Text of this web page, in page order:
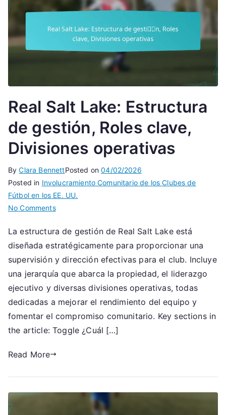
Real Salt Lake: Estructura
de gestión, Roles clave,
Divisiones operativas
ByClara BennettPosted on04/02/2026
Posted in Involucramiento Comunitario de los Clubes de
Fútbol en los EE. UU.
No Commentson
Salt
Lake:
Estructura
de
gestión,
clave,
Divisiones
operativas
La estructura de gestión de Real Salt Lake está
diseñada estratégicamente para proporcionar una
supervisión y dirección efectivas para el club. Incluye
una jerarquía que abarca la propiedad, el liderazgo
ejecutivo y diversas divisiones operativas, todas
dedicadas a mejorar el rendimiento del equipo y
fomentar el compromiso comunitario. Key sections in
the article: Toggle ¿Cuál […]
Read More